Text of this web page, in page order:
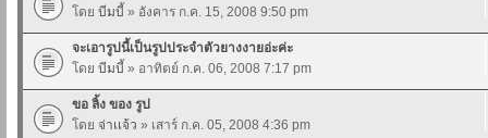
โดย บีมบี้ » อังคาร ก.ค. 15, 2008 9:50 pm
จะเอารูปนี้เป็นรูปประจำตัวยางงายอ่ะค่ะ
โดย บีมบี้ » อาทิตย์ ก.ค. 06, 2008 7:17 pm
ขอ ลิ้ง ของ รูป
โดย จ่าเเจ้ว » เสาร์ ก.ค. 05, 2008 4:36 pm